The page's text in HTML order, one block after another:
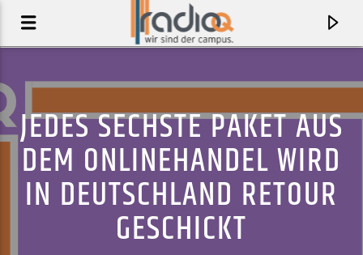
JEDES SECHSTE PAKET AUS
DEM ONLINEHANDEL WIRD
IN DEUTSCHLAND RETOUR
GESCHICKT